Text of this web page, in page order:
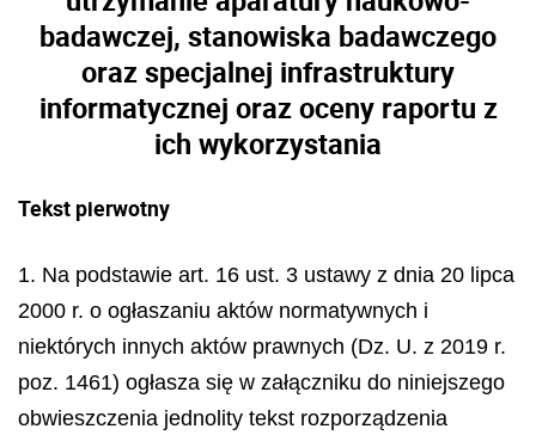
badawczej, stanowiska badawczego
oraz specjalnej infrastruktury
informatycznej oraz oceny raportu z
ich wykorzystania
Tekst pierwotny
1. Na podstawie art. 16 ust. 3 ustawy z dnia 20 lipca
2000 r. o ogłaszaniu aktów normatywnych i
niektórych innych aktów prawnych (Dz. U. z 2019 r.
poz. 1461) ogłasza się w załączniku do niniejszego
obwieszczenia jednolity tekst rozporządzenia